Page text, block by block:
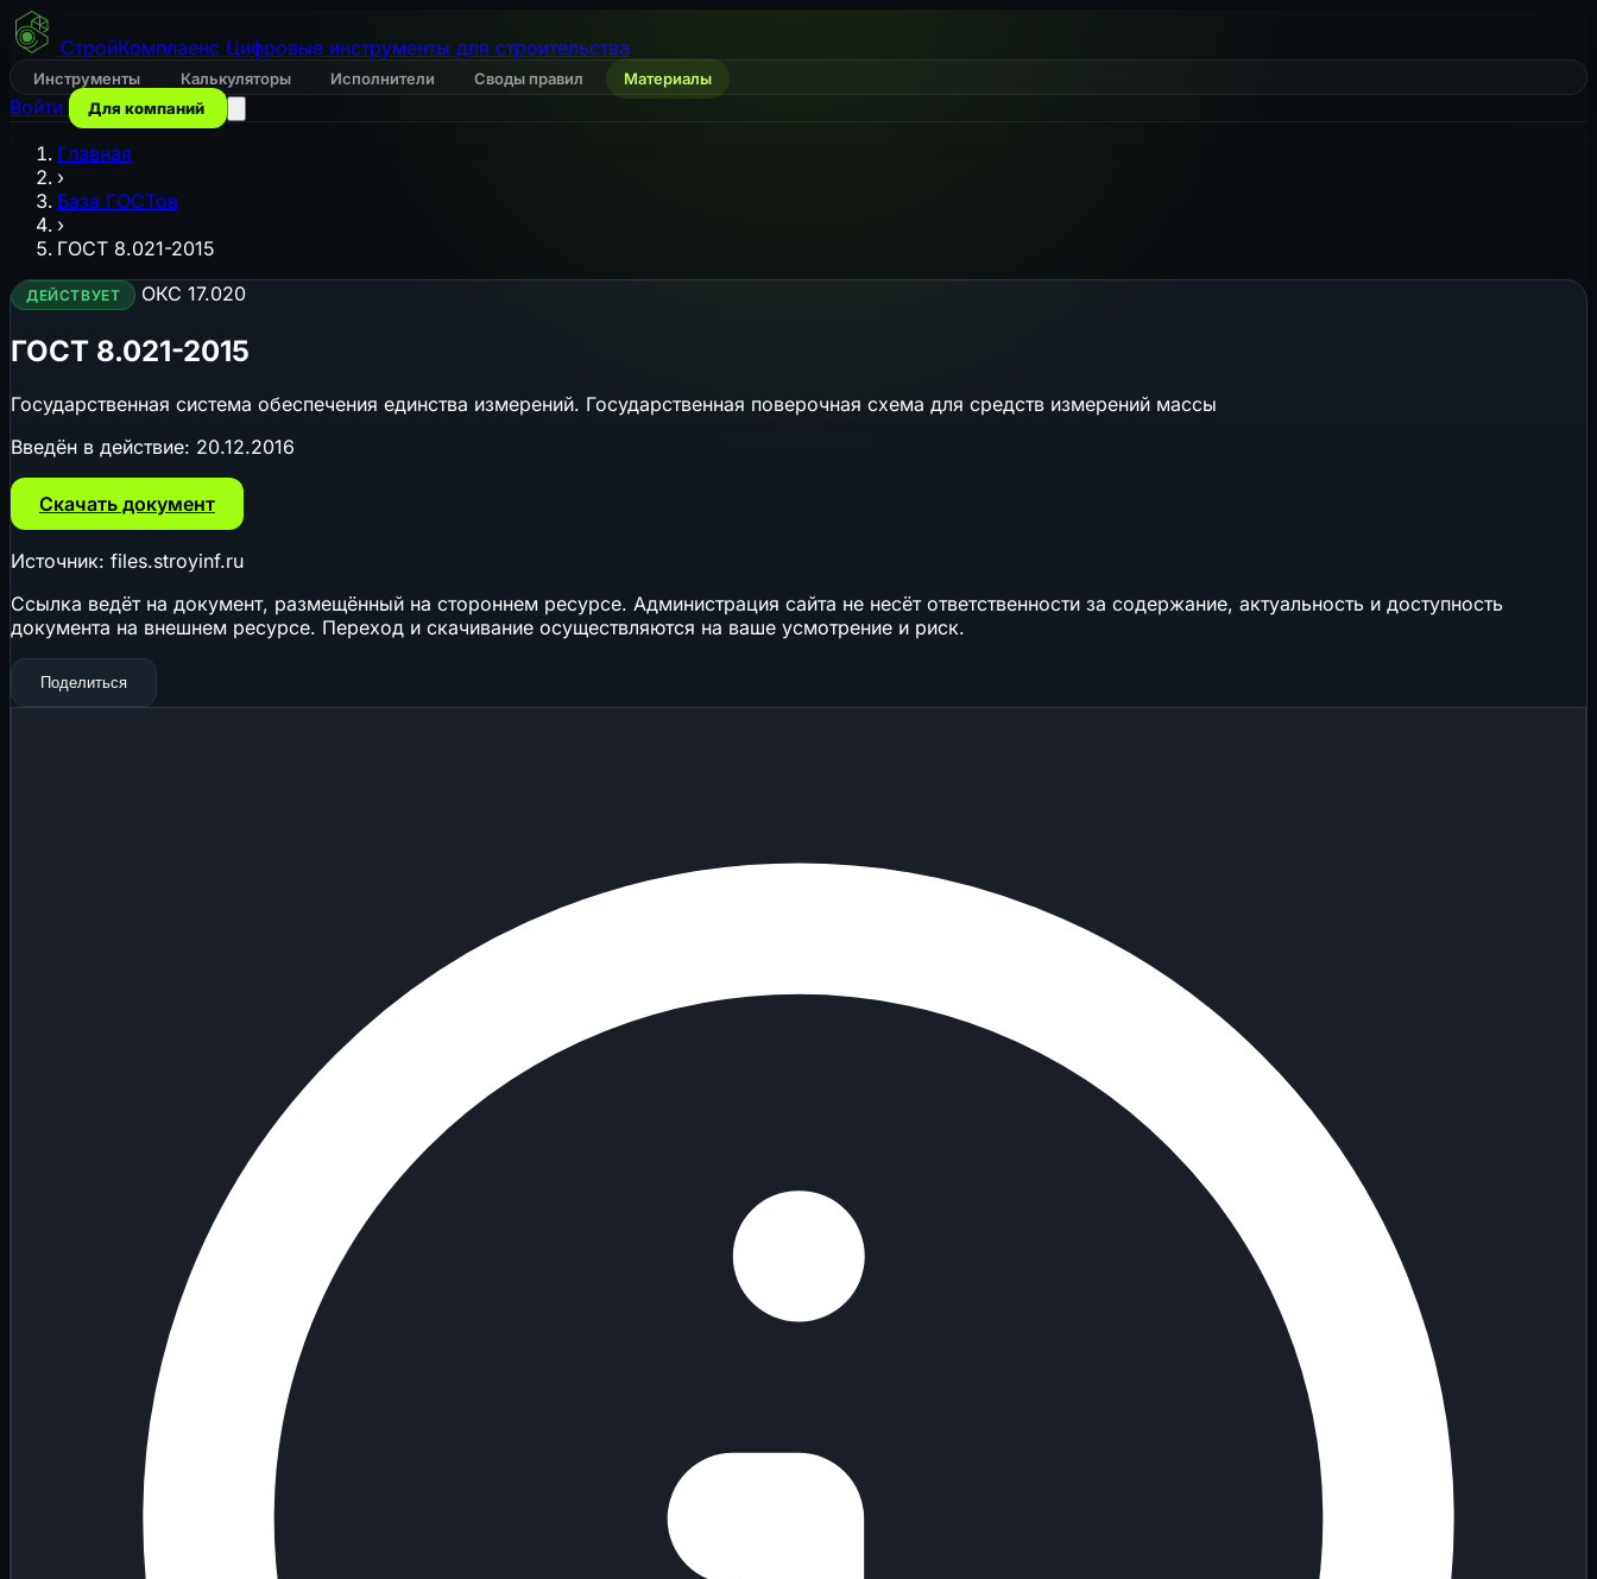
СтройКомплаенс Цифровые инструменты для строительства
Инструменты Калькуляторы Исполнители Своды правил Материалы
Войти Для компаний
Главная
›
База ГОСТов
›
ГОСТ 8.021-2015
ДЕЙСТВУЕТ ОКС 17.020
ГОСТ 8.021-2015
Государственная система обеспечения единства измерений. Государственная поверочная схема для средств измерений массы
Введён в действие: 20.12.2016
Скачать документ
Источник: files.stroyinf.ru
Ссылка ведёт на документ, размещённый на стороннем ресурсе. Администрация сайта не несёт ответственности за содержание, актуальность и доступность
документа на внешнем ресурсе. Переход и скачивание осуществляются на ваше усмотрение и риск.
Поделиться